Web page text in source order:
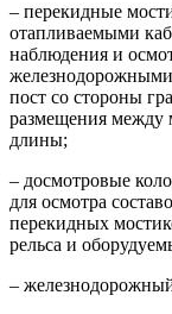
– перекидные
отапливаемыми
наблюдения и
пост со стороны
размещения между
длины;
– досмотровые
для осмотра
перекидных
рельса и
–